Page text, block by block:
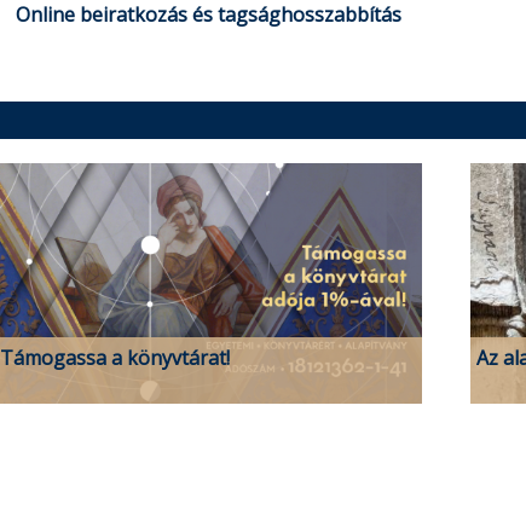
Online beiratkozás és tagsághosszabbítás
Támogassa a könyvtárat! Az